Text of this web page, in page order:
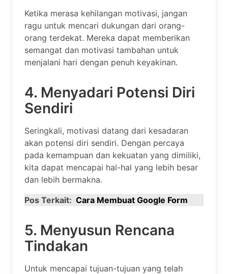
Ketika merasa kehilangan motivasi, jangan
ragu untuk mencari dukungan dari orang-
orang terdekat. Mereka dapat memberikan
semangat dan motivasi tambahan untuk
menjalani hari dengan penuh keyakinan.
4. Menyadari Potensi Diri
Sendiri
Seringkali, motivasi datang dari kesadaran
akan potensi diri sendiri. Dengan percaya
pada kemampuan dan kekuatan yang dimiliki,
kita dapat mencapai hal-hal yang lebih besar
dan lebih bermakna.
Pos Terkait: Cara Membuat Google Form
5. Menyusun Rencana
Tindakan
Untuk mencapai tujuan-tujuan yang telah